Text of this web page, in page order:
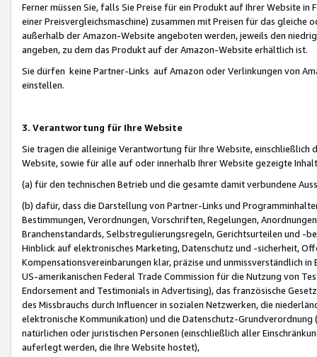
Ferner müssen Sie, falls Sie Preise für ein Produkt auf Ihrer Website
einer Preisvergleichsmaschine) zusammen mit Preisen für das
außerhalb der Amazon-Website angeboten werden, jeweils den
angeben, zu dem das Produkt auf der Amazon-Website erhältlich ist.
Sie dürfen keine Partner-Links auf Amazon oder Verlinkungen von
einstellen.
3. Verantwortung für Ihre Website
Sie tragen die alleinige Verantwortung für Ihre Website,
Website, sowie für alle auf oder innerhalb Ihrer Website gezeigte
(a) für den technischen Betrieb und die gesamte damit verbundene
(b) dafür, dass die Darstellung von Partner-Links und
Bestimmungen, Verordnungen, Vorschriften, Regelungen,
Branchenstandards, Selbstregulierungsregeln, Gerichtsurteilen und -
Hinblick auf elektronisches Marketing, Datenschutz und -sicherheit,
Kompensationsvereinbarungen klar, präzise und unmissverständlich
US-amerikanischen Federal Trade Commission für die Nutzung von
Endorsement and Testimonials in Advertising), das französische
des Missbrauchs durch Influencer in sozialen Netzwerken, die
elektronische Kommunikation) und die Datenschutz-
natürlichen oder juristischen Personen (einschließlich aller
auferlegt werden, die Ihre Website hostet),